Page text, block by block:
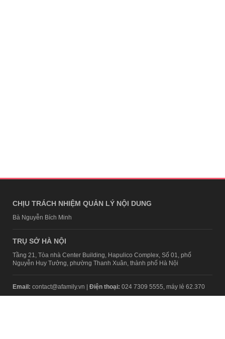
CHỊU TRÁCH NHIỆM QUẢN LÝ NỘI DUNG
Bà Nguyễn Bích Minh
TRỤ SỞ HÀ NỘI
Tầng 21, Tòa nhà Center Building, Hapulico Complex, Số 01, phố
Nguyễn Huy Tưởng, phường Thanh Xuân, thành phố Hà Nội
Email: contact@afamily.vn | Điện thoại: 024 7309 5555, máy lẻ 62.370